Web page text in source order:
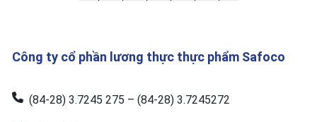
Công ty cổ phần lương thực thực phẩm Safoco
(84-28) 3.7245 275 – (84-28) 3.7245272